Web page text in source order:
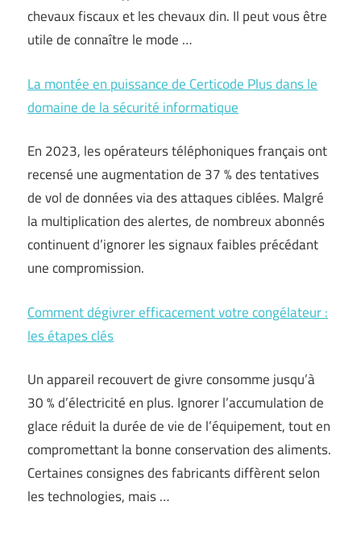
chevaux fiscaux et les chevaux din. Il peut vous être
utile de connaître le mode …
La montée en puissance de Certicode Plus dans le
domaine de la sécurité informatique
En 2023, les opérateurs téléphoniques français ont
recensé une augmentation de 37 % des tentatives
de vol de données via des attaques ciblées. Malgré
la multiplication des alertes, de nombreux abonnés
continuent d’ignorer les signaux faibles précédant
une compromission.
Comment dégivrer efficacement votre congélateur :
les étapes clés
Un appareil recouvert de givre consomme jusqu’à
30 % d’électricité en plus. Ignorer l’accumulation de
glace réduit la durée de vie de l’équipement, tout en
compromettant la bonne conservation des aliments.
Certaines consignes des fabricants diffèrent selon
les technologies, mais …